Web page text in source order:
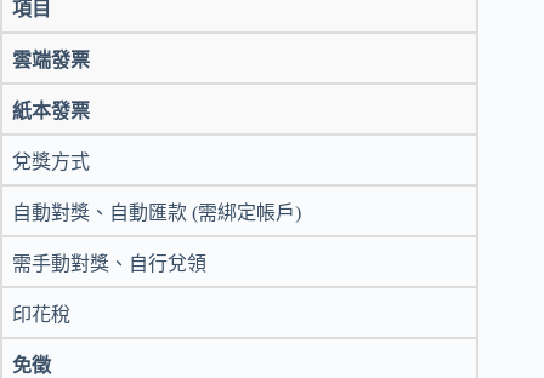
項目
雲端發票
紙本發票
兌獎方式
自動對獎、自動匯款 (需綁定帳戶)
需手動對獎、自行兌領
印花稅
免徵